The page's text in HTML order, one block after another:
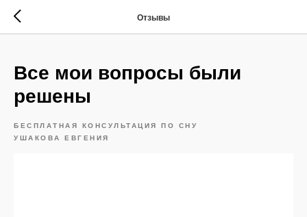
Отзывы
Все мои вопросы были
решены
БЕСПЛАТНАЯ КОНСУЛЬТАЦИЯ ПО СНУ
УШАКОВА ЕВГЕНИЯ